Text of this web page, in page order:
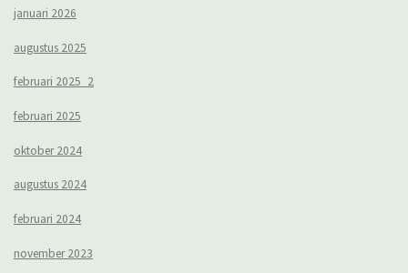
januari 2026
augustus 2025
februari 2025_2
februari 2025
oktober 2024
augustus 2024
februari 2024
november 2023